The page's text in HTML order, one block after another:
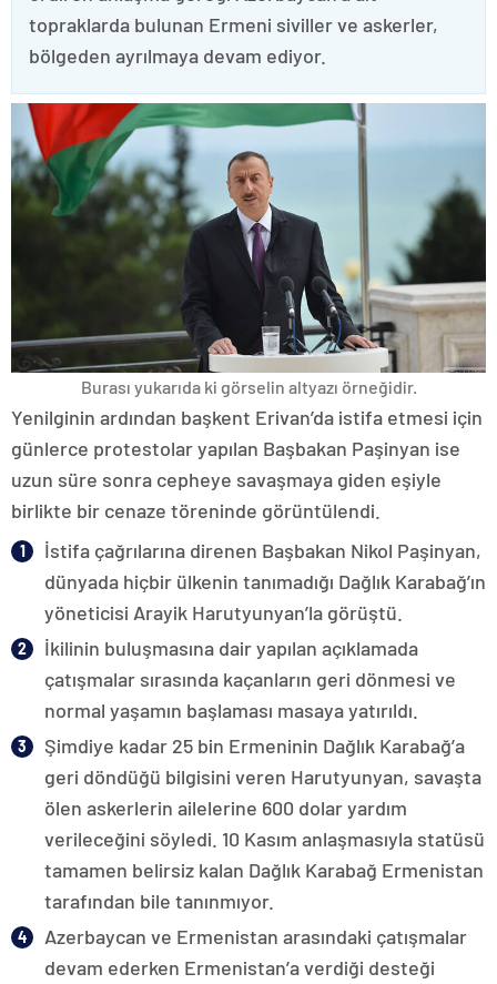
topraklarda bulunan Ermeni siviller ve askerler,
bölgeden ayrılmaya devam ediyor.
Burası yukarıda ki görselin altyazı örneğidir.
Yenilginin ardından başkent Erivan’da istifa etmesi için
günlerce protestolar yapılan Başbakan Paşinyan ise
uzun süre sonra cepheye savaşmaya giden eşiyle
birlikte bir cenaze töreninde görüntülendi.
İstifa çağrılarına direnen Başbakan Nikol Paşinyan,
dünyada hiçbir ülkenin tanımadığı Dağlık Karabağ’ın
yöneticisi Arayik Harutyunyan’la görüştü.
İkilinin buluşmasına dair yapılan açıklamada
çatışmalar sırasında kaçanların geri dönmesi ve
normal yaşamın başlaması masaya yatırıldı.
Şimdiye kadar 25 bin Ermeninin Dağlık Karabağ’a
geri döndüğü bilgisini veren Harutyunyan, savaşta
ölen askerlerin ailelerine 600 dolar yardım
verileceğini söyledi. 10 Kasım anlaşmasıyla statüsü
tamamen belirsiz kalan Dağlık Karabağ Ermenistan
tarafından bile tanınmıyor.
Azerbaycan ve Ermenistan arasındaki çatışmalar
devam ederken Ermenistan’a verdiği desteği